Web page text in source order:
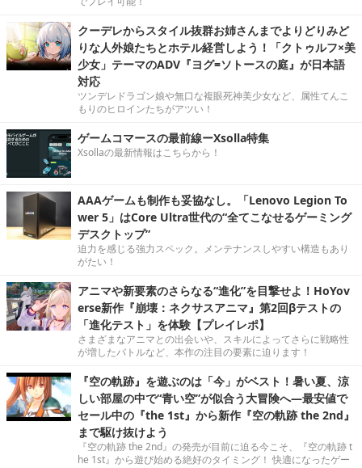
クーデレからスタイル抜群お姉さんまでよりどりみど
りな人外娘たちとホテル経営しよう！「クトゥルフ×美
少女」テーマのADV『ヨグ=ソトースの庭』が日本語
対応
ツンデレドラゴン娘や無口な複眼死神美少女など、属性てんこ
もりのヒロインたちがアツい！
ゲームコマースの最前線ーXsolla特集
Xsollaの最新情報はこちらから！
AAAゲームも制作も妥協なし。「Lenovo Legion To
wer 5」はCore Ultra世代の“全てこなせるゲーミング
デスクトップ”
迫力を感じる強力スペック。メンテナンスしやすい構造もあり
がたい！
アニマや新要素のさらなる“進化”を目撃せよ！HoYov
erse新作『崩壊：ネクサスアニマ』第2回βテストの
「進化テスト」を体験【プレイレポ】
さまざまなアニマとの出会いや、スキルによってさらに戦略性
が増したバトルなど、本作の注目の要素に迫ります！
『空の軌跡』を遊ぶのは「今」がベスト！暑い夏、涼
しい部屋の中で“青い空”が似合う大冒険へ―最安値で
セール中の『the 1st』から新作『空の軌跡 the 2nd』
まで駆け抜けよう
『空の軌跡 the 2nd』の発売が目前に迫る今こそ、『空の軌跡 t
he 1st』から遊び始める絶好のタイミング！ 快適になったゲー